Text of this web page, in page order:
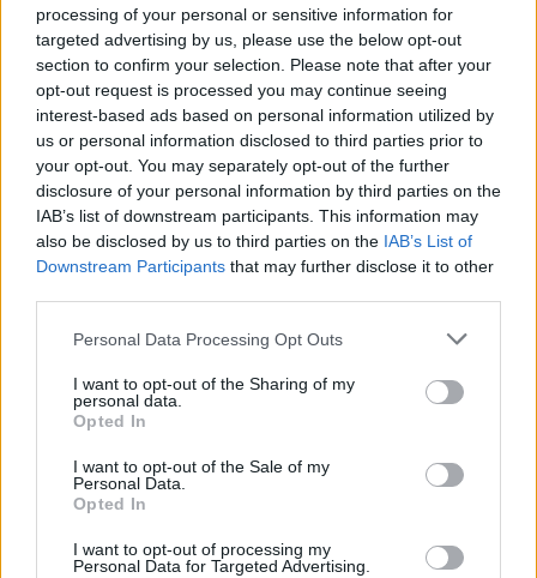
processing of your personal or sensitive information for
targeted advertising by us, please use the below opt-out
section to confirm your selection. Please note that after your
opt-out request is processed you may continue seeing
interest-based ads based on personal information utilized by
us or personal information disclosed to third parties prior to
your opt-out. You may separately opt-out of the further
disclosure of your personal information by third parties on the
IAB’s list of downstream participants. This information may
also be disclosed by us to third parties on the IAB’s List of
Downstream Participants that may further disclose it to other
Personal Data Processing Opt Outs
I want to opt-out of the Sharing of my
personal data.
Opted In
I want to opt-out of the Sale of my
Personal Data.
Opted In
I want to opt-out of processing my
Personal Data for Targeted Advertising.
Ετήσια ανανέωση συμβάσεων για 6
εργαζομένους στο "Βοήθεια στο Σπίτι"
του Δήμου Λίμνης Πλαστήρα
Την ετήσια ανανέωσησυμβάσεων ιδιωτικού δικαίου
Λίμνης Πλαστήρα Κατηγορία
Συνδρομή σε αυτήν την τροφοδοσία RSS